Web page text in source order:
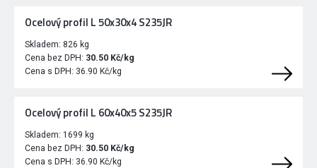
Ocelový profil L 50x30x4 S235JR
Skladem: 826 kg
Cena bez DPH: 30.50 Kč/kg
Cena s DPH: 36.90 Kč/kg
Ocelový profil L 60x40x5 S235JR
Skladem: 1699 kg
Cena bez DPH: 30.50 Kč/kg
Cena s DPH: 36.90 Kč/kg